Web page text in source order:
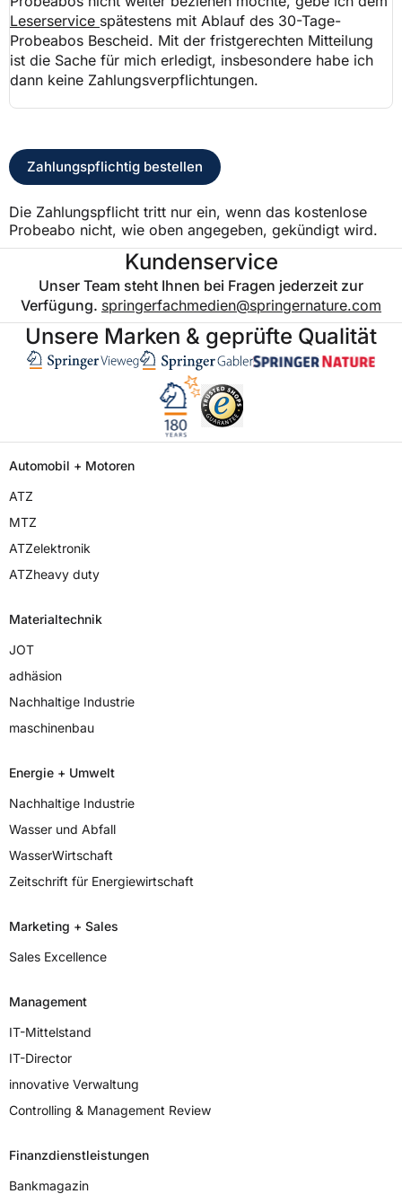
Leserservice spätestens mit Ablauf des 30-Tage-
Probeabos Bescheid. Mit der fristgerechten Mitteilung
ist die Sache für mich erledigt, insbesondere habe ich
dann keine Zahlungsverpflichtungen.
Zahlungspflichtig bestellen
Die Zahlungspflicht tritt nur ein, wenn das kostenlose
Probeabo nicht, wie oben angegeben, gekündigt wird.
Kundenservice
Unser Team steht Ihnen bei Fragen jederzeit zur
Verfügung. springerfachmedien@springernature.com
Unsere Marken & geprüfte Qualität
Automobil + Motoren
ATZ
MTZ
ATZelektronik
ATZheavy duty
Materialtechnik
JOT
adhäsion
Nachhaltige Industrie
maschinenbau
Energie + Umwelt
Nachhaltige Industrie
Wasser und Abfall
WasserWirtschaft
Zeitschrift für Energiewirtschaft
Marketing + Sales
Sales Excellence
Management
IT-Mittelstand
IT-Director
innovative Verwaltung
Controlling & Management Review
Finanzdienstleistungen
Bankmagazin